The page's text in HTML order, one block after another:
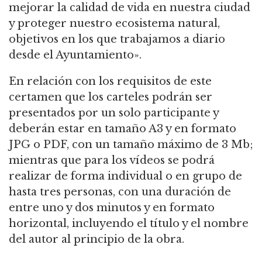
mejorar la calidad de vida en nuestra ciudad
y proteger nuestro ecosistema natural,
objetivos en los que trabajamos a diario
desde el Ayuntamiento».
En relación con los requisitos de este
certamen que los carteles podrán ser
presentados por un solo participante y
deberán estar en tamaño A3 y en formato
JPG o PDF, con un tamaño máximo de 3 Mb;
mientras que para los vídeos se podrá
realizar de forma individual o en grupo de
hasta tres personas, con una duración de
entre uno y dos minutos y en formato
horizontal, incluyendo el título y el nombre
del autor al principio de la obra.